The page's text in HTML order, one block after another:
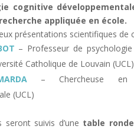
cognitive
appliquée en école.
présentations scientifiques de
– Professeur de
Catholique de Louvain (UCL)
– Chercheuse en
(UCL)
seront suivis d’une table ronde